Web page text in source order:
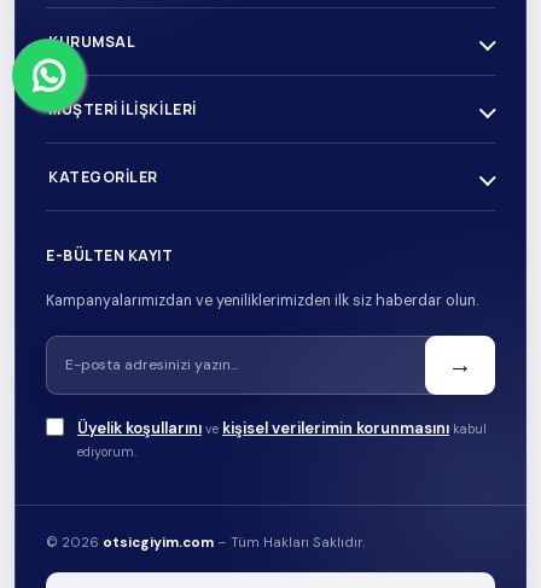
KURUMSAL
MÜŞTERI İLIŞKILERI
KATEGORILER
E-BÜLTEN KAYIT
Kampanyalarımızdan ve yeniliklerimizden ilk siz haberdar olun.
→
Üyelik koşullarını ve kişisel verilerimin korunmasını kabul
ediyorum.
© 2026 otsicgiyim.com – Tüm Hakları Saklıdır.